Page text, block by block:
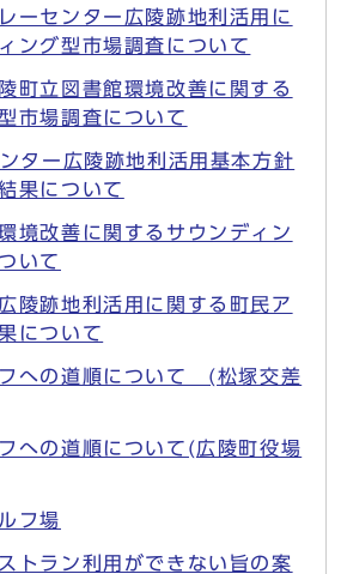
ーセンター広陵跡地利活用に
ング型市場調査について
町立図書館環境改善に関する
市場調査について
ター広陵跡地利活用基本方針
果について
境改善に関するサウンディン
いて
陵跡地利活用に関する町民ア
について
への道順について (松塚交差
への道順について(広陵町役場
フ場
トラン利用ができない旨の案